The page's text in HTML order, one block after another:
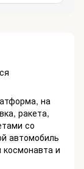
на
ракета,
со
автомобиль
и